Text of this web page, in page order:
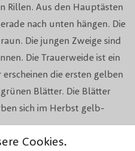
Cookies.
Rillen. Aus den Hauptästen
nach unten hängen. Die
Die jungen Zweige sind
Die Trauerweide ist ein
die ersten gelben
Blätter. Die Blätter
sich im Herbst gelb-
kann bis zu 20 Meter
wachsend
winterhart
für Bienen